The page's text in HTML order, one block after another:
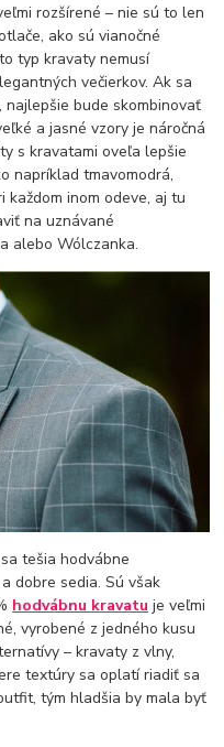
rozšírené – nie sú to len
ako sú vianočné
typ kravaty nemusí
večierkov. Ak sa
bude skombinovať
a jasné vzory je náročná
s kravatami oveľa lepšie
napríklad tmavomodrá,
inom odeve, aj tu
na uznávané
alebo Wólczanka.
tešia hodvábne
dobre sedia. Sú však
hodvábnu kravatu je veľmi
vyrobené z jedného kusu
– kravaty z vlny,
textúry sa oplatí riadiť sa
tým hladšia by mala byť